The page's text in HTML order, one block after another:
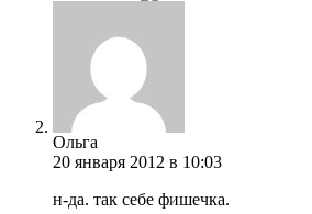
Ольга
20 января 2012 в 10:03
н-да. так себе фишечка.